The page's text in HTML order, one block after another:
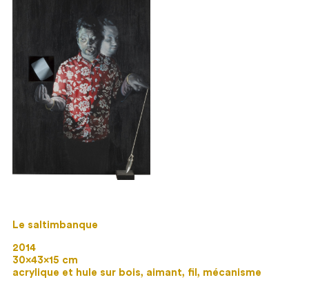
Le saltimbanque
2014
30×43×15 cm
acrylique et hule sur bois, aimant, fil, mécanisme